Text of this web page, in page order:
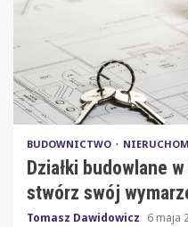
BUDOWNICTWO
Działki budowlane
stwórz swój
Tomasz Dawidowicz 6 maja